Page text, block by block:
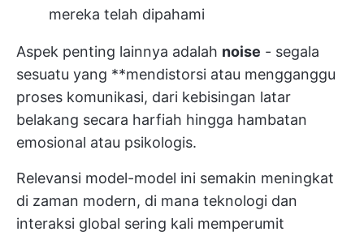
mereka telah dipahami
Aspek penting lainnya adalah noise - segala
sesuatu yang **mendistorsi atau mengganggu
proses komunikasi, dari kebisingan latar
belakang secara harfiah hingga hambatan
emosional atau psikologis.
Relevansi model-model ini semakin meningkat
di zaman modern, di mana teknologi dan
interaksi global sering kali memperumit